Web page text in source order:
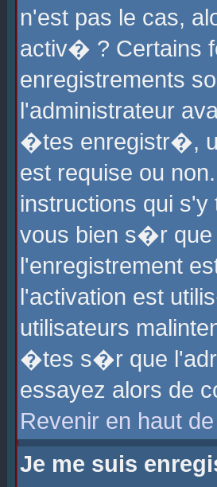
n'est pas le cas,
activ� ? Certains
enregistrements
l'administrateur
�tes enregistr�,
est requise ou
instructions qui
vous bien s�r que
l'enregistrement
l'activation est
utilisateurs
�tes s�r que
essayez alors de
Revenir en haut
Je me suis